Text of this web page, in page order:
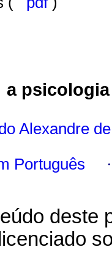
a
Alexandre de
Português
deste